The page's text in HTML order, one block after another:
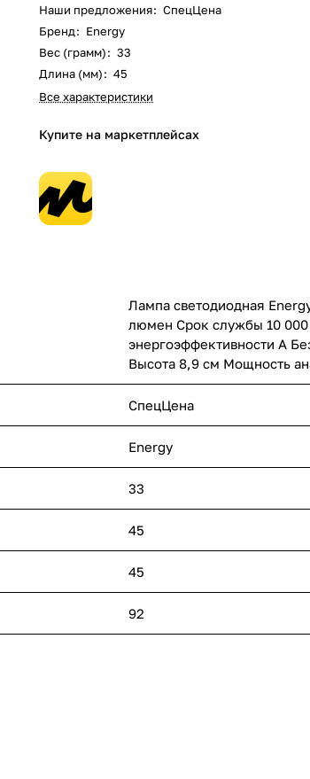
Наши предложения: СпецЦена
Бренд: Energy
Вес (грамм): 33
Длина (мм): 45
Все характеристики
Купите на маркетплейсах
Лампа светодиодная
люмен Срок службы 10 000
энергоэффективности А
Высота 8,9 см Мощность
СпецЦена
Energy
33
45
45
92